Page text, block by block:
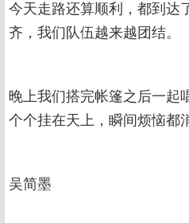
今天走路还算顺利，都到达
齐，我们队伍越来越团结。
晚上我们搭完帐篷之后一起
个个挂在天上，瞬间烦恼都
吴简墨